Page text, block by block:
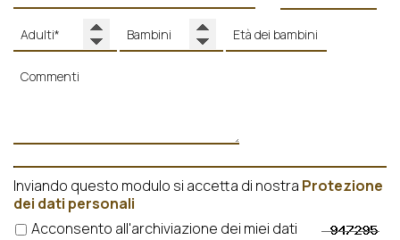
Inviando questo modulo si accetta di nostra Protezione
dei dati personali
Acconsento all'archiviazione dei miei dati